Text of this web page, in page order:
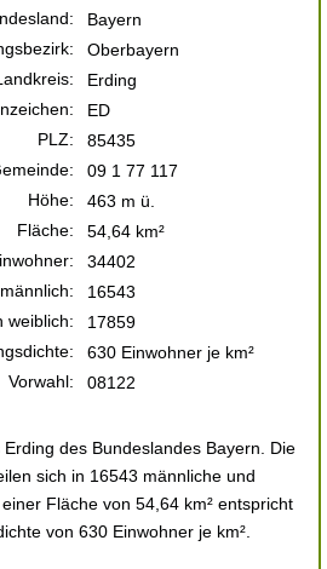
Bayern
Oberbayern
Erding
ED
PLZ:
85435
09 1 77 117
Höhe:
463 m ü.
Fläche:
54,64 km²
34402
16543
weiblich:
17859
630 Einwohner je km²
Vorwahl:
08122
des Bundeslandes Bayern. Die
sich in 16543 männliche und
Fläche von 54,64 km² entspricht
von 630 Einwohner je km².